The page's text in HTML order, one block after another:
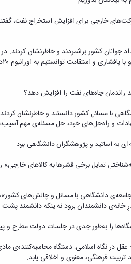
خارجی برای افزایش استخراج نفت،
راندمان چاه‌های نفت را افزایش دهد؟
با مسائل کشور دانستند و خاطرنشان
و راه‌حل‌های خود، حل مسئله‌ی مهم
به اساتید و پژوهشگران دانشگاهی بود.
تمایل برخی قشرها به کالاهای
دانشگاهی با مسائل و چالش‌های
دانشمندان برود نه‌اینکه دانشمند پشت
را به‌طور جدی در جلسات دولت مطرح و
در نگاه اسلامی، دستگاه محاسبه‌کننده‌ی
فرهنگی، معنوی و اخلاقی یابد.